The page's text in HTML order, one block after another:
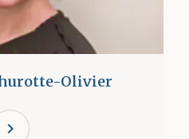
Olivier
chevron_right